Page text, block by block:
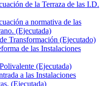
de la Terraza de las I.D.
a normativa de las
(Ejecutada)
Transformación (Ejecutado)
de las Instalaciones
(Ejecutada)
a las Instalaciones
(Ejecutada)